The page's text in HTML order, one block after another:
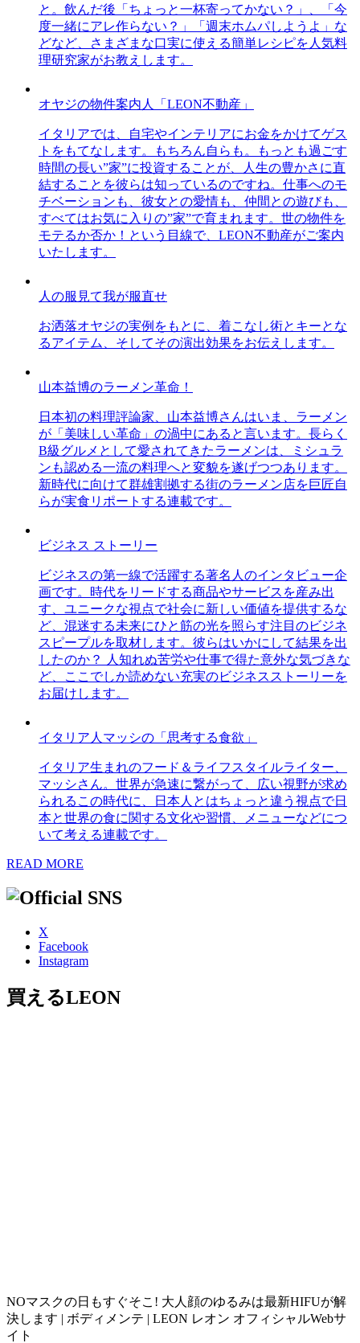
と。飲んだ後「ちょっと一杯寄ってかない？」、「今
度一緒にアレ作らない？」「週末ホムパしようよ」な
どなど、さまざまな口実に使える簡単レシピを人気料
理研究家がお教えします。
オヤジの物件案内人「LEON不動産」
イタリアでは、自宅やインテリアにお金をかけてゲス
トをもてなします。もちろん自らも。もっとも過ごす
時間の長い”家”に投資することが、人生の豊かさに直
結することを彼らは知っているのですね。仕事へのモ
チベーションも、彼女との愛情も、仲間との遊びも、
すべてはお気に入りの”家”で育まれます。世の物件を
モテるか否か！という目線で、LEON不動産がご案内
いたします。
人の服見て我が服直せ
お洒落オヤジの実例をもとに、着こなし術とキーとな
るアイテム、そしてその演出効果をお伝えします。
山本益博のラーメン革命！
日本初の料理評論家、山本益博さんはいま、ラーメン
が「美味しい革命」の渦中にあると言います。長らく
B級グルメとして愛されてきたラーメンは、ミシュラ
ンも認める一流の料理へと変貌を遂げつつあります。
新時代に向けて群雄割拠する街のラーメン店を巨匠自
らが実食リポートする連載です。
ビジネス ストーリー
ビジネスの第一線で活躍する著名人のインタビュー企
画です。時代をリードする商品やサービスを産み出
す、ユニークな視点で社会に新しい価値を提供するな
ど、混迷する未来にひと筋の光を照らす注目のビジネ
スピープルを取材します。彼らはいかにして結果を出
したのか？ 人知れぬ苦労や仕事で得た意外な気づきな
ど、ここでしか読めない充実のビジネスストーリーを
お届けします。
イタリア人マッシの「思考する食欲」
イタリア生まれのフード＆ライフスタイルライター、
マッシさん。世界が急速に繋がって、広い視野が求め
られるこの時代に、日本人とはちょっと違う視点で日
本と世界の食に関する文化や習慣、メニューなどにつ
いて考える連載です。
READ MORE
X
Facebook
Instagram
買えるLEON
NOマスクの日もすぐそこ! 大人顔のゆるみは最新HIFUが解
決します | ボディメンテ | LEON レオン オフィシャルWebサ
イト